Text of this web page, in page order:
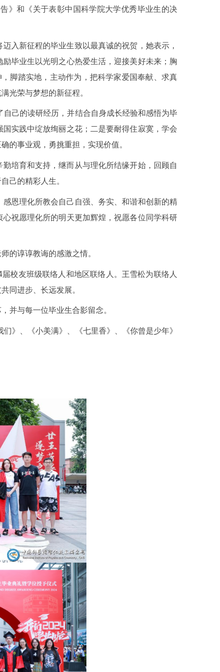
》和《关于表彰中国科学院大学优秀毕业生的决
入新征程的毕业生致以最真诚的祝贺，她表示，
毕业生以光明之心热爱生活，迎接美好未来；胸
脚踏实地，主动作为，把科学家爱国奉献、求真
光荣与梦想的新征程。
己的读研经历，并结合自身成长经验和感悟为毕
实践中绽放绚丽之花；二是要耐得住寂寞，学会
的事业观，勇挑重担，实现价值。
培育和支持，继而从与理化所结缘开始，回顾自
己的精彩人生。
恩理化所教会自己自强、务实、和谐和创新的精
祝愿理化所的明天更加辉煌，祝愿各位同学科研
的谆谆教诲的感激之情。
校友班级联络人和地区联络人。王雪松为联络人
同进步、长远发展。
并与每一位毕业生合影留念。
》、《小美满》、《七里香》、《你曾是少年》